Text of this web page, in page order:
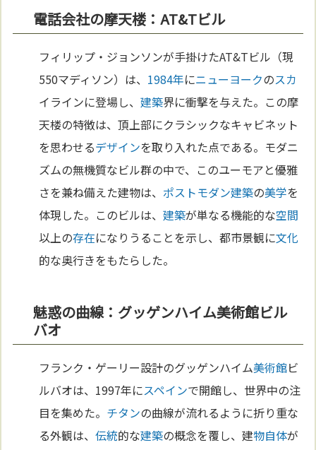
電話会社の摩天楼：AT&Tビル
フィリップ・ジョンソンが手掛けたAT&Tビル（現
550マディソン）は、 1984年にニューヨークのスカ
イラインに登場し、建築界に衝撃を与えた。この摩
天楼の特徴は、頂上部にクラシックなキャビネット
を思わせるデザインを取り入れた点である。モダニ
ズムの無機質なビル群の中で、このユーモアと優雅
さを兼ね備えた建物は、 ポストモダン建築の美学を
体現した。このビルは、建築が単なる機能的な空間
以上の存在になりうることを示し、都市景観に文化
的な奥行きをもたらした。
魅惑の曲線：グッゲンハイム美術館ビル
バオ
フランク・ゲーリー設計のグッゲンハイム美術館ビ
ルバオは、1997年にスペインで開館し、世界中の注
目を集めた。 チタンの曲線が流れるように折り重な
る外観は、伝統的な建築の概念を覆し、建物自体が